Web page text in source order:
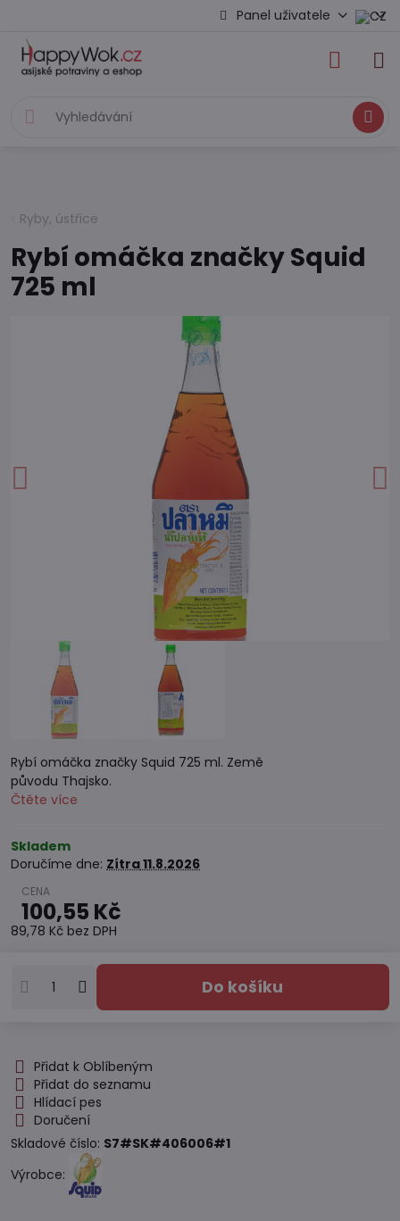
Panel uživatele
Hledat
Ryby, ústřice
Rybí omáčka značky Squid
725 ml
Rybí omáčka značky Squid 725 ml. Země
původu Thajsko.
Čtěte více
Skladem
Doručíme dne: Zítra11.8.2026
100,55 Kč
89,78 Kč bez DPH
Do košíku
Přidat k Oblíbeným
Přidat do seznamu
Hlídací pes
Doručení
Skladové číslo: S7#SK#406006#1
Výrobce: